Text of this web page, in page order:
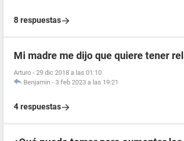
8 respuestas
Mi madre me dijo que quiere tener
Arturo - 29 dic 2018 a las 01:10
Benjamin - 3 feb 2023 a las 19:21
4 respuestas